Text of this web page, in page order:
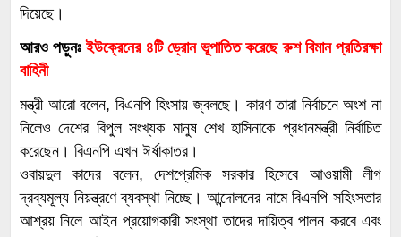
নিউজ পাঠাতে বলা হবে। এর পর চুড়ান্ত নিয়োগের ১
মাসের মধ্যে আপনার কার্ড প্রেরণ করা হবে। নিউজ
ইউজার আইডির মাধ্যমে পাঠাতে পারবেন। নিউজ অবশ্যই
ইউনিকোড ফরমেটে পাঠাতে হবে। নিউজের সাথে ছবি
থাকলে তা পাঠাতে হবে। নিউজের যদি কোন তথ্য প্রমাণ
থাকে তবে তা প্রেরণ করতে হবে। বি:দ্র: সকল শর্ত
পরিবর্তন, পরিমার্জন এবং বর্ধিত করনের অধিকার কর্তৃপক্ষের
কাছে সংরক্ষিত। মন্তব্য: BondhanTv – বন্ধন টিভি
আমাদের নিজস্ব আয়ে চ্যানেলটি পরিচালিত হয়। আমরা
দিয়েছে।
আরও পড়ুনঃইউক্রেনের ৪টি ড্রোন ভূপাতিত করেছে রুশ বিমান প্রতিরক্ষা
বাহিনী
মন্ত্রী আরো বলেন, বিএনপি হিংসায় জ্বলছে। কারণ তারা নির্বাচনে অংশ না
নিলেও দেশের বিপুল সংখ্যক মানুষ শেখ হাসিনাকে প্রধানমন্ত্রী নির্বাচিত
করেছেন। বিএনপি এখন ঈর্ষাকাতর।
ওবায়দুল কাদের বলেন, দেশপ্রেমিক সরকার হিসেবে আওয়ামী লীগ
দ্রব্যমূল্য নিয়ন্ত্রণে ব্যবস্থা নিচ্ছে। আন্দোলনের নামে বিএনপি সহিংসতার
আশ্রয় নিলে আইন প্রয়োগকারী সংস্থা তাদের দায়িত্ব পালন করবে এবং